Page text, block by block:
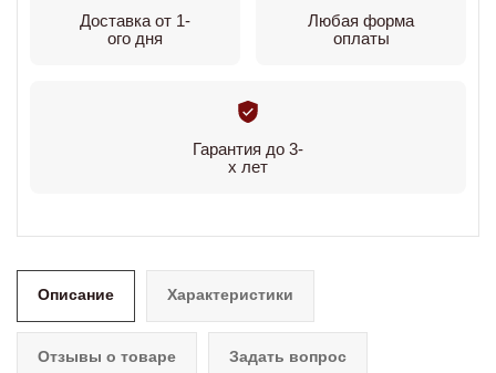
Доставка от 1-
ого дня
Любая форма
оплаты
Гарантия до 3-
х лет
Описание Характеристики
Отзывы о товаре Задать вопрос